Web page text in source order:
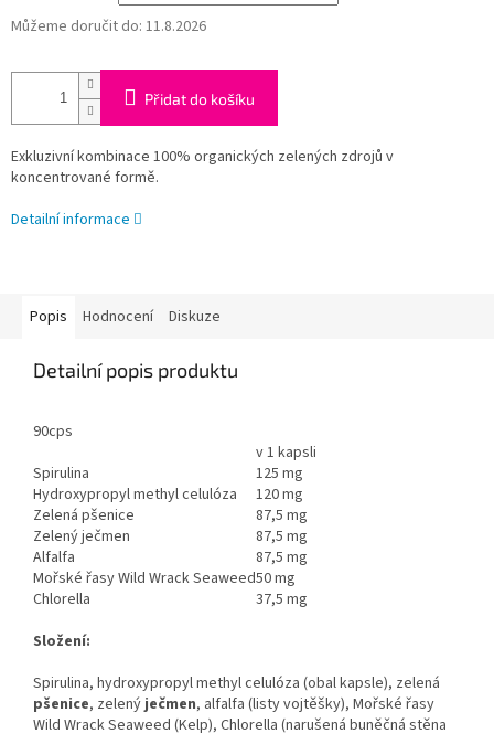
Můžeme doručit do: 11.8.2026
Přidat do košíku
Exkluzivní kombinace 100% organických zelených zdrojů v
koncentrované formě.
Detailní informace
Popis Hodnocení Diskuze
Detailní popis produktu
90cps
v 1 kapsli
Spirulina
125 mg
Hydroxypropyl methyl celulóza
120 mg
Zelená pšenice
87,5 mg
Zelený ječmen
87,5 mg
Alfalfa
87,5 mg
Mořské řasy Wild Wrack Seaweed50 mg
Chlorella
37,5 mg
Složení:
Spirulina, hydroxypropyl methyl celulóza (obal kapsle), zelená
pšenice, zelenýječmen, alfalfa (listy vojtěšky), Mořské řasy
Wild Wrack Seaweed (Kelp), Chlorella (narušená buněčná stěna